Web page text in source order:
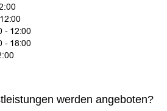
werden angeboten?